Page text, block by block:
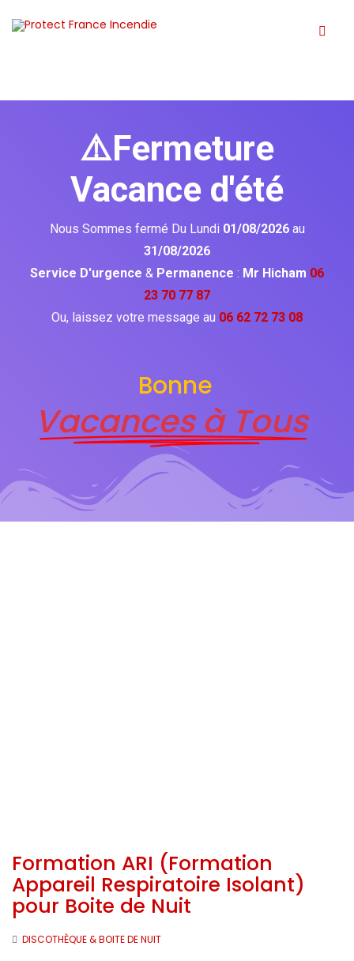
⚠️Fermeture
Vacance d'été
Nous Sommes fermé Du Lundi 01/08/2026 au
31/08/2026
Service D'urgence & Permanence : Mr Hicham 06
23 70 77 87
Ou, laissez votre message au 06 62 72 73 08
Bonne
Vacances à Tous
Formation ARI (Formation
Appareil Respiratoire Isolant)
pour Boite de Nuit
DISCOTHÈQUE & BOITE DE NUIT